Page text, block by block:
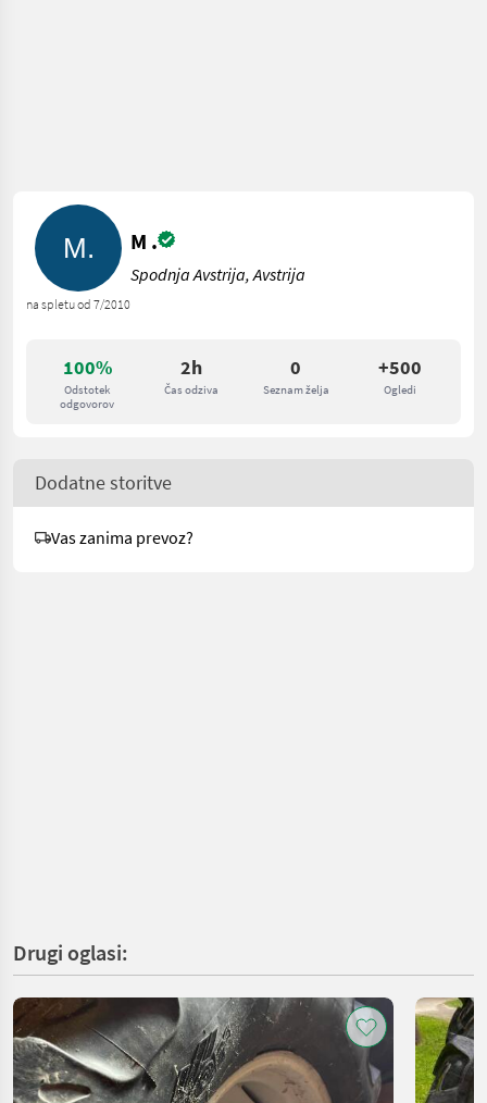
100%
Odstotek
odgovorov
2h
Čas odziva
0
Seznam želja
+500
Ogledi
na spletu od 7/2010
M .
Spodnja Avstrija, Avstrija
Dodatne storitve
Vas zanima prevoz?
Drugi oglasi: